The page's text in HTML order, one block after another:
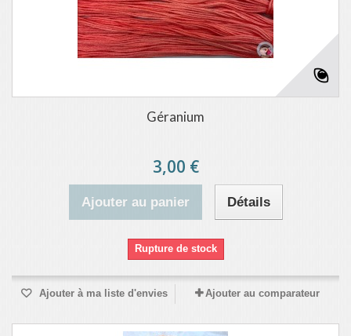
Géranium
3,00 €
Ajouter au panier Détails
Rupture de stock
Ajouter à ma liste d'envies Ajouter au comparateur